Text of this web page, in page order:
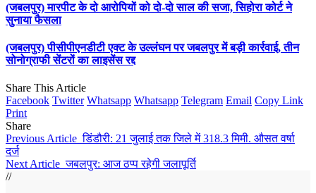
(जबलपुर) मारपीट के दो आरोपियों को दो-दो साल की सजा, सिहोरा कोर्ट ने
सुनाया फैसला
(जबलपुर) पीसीपीएनडीटी एक्ट के उल्लंघन पर जबलपुर में बड़ी कार्रवाई, तीन
सोनोग्राफी सेंटरों का लाइसेंस रद्द
Share This Article
Facebook Twitter Whatsapp Whatsapp Telegram Email Copy Link
Print
Share
Previous Article डिंडौरी: 21 जुलाई तक जिले में 318.3 मिमी. औसत वर्षा
दर्ज
Next Article जबलपुर: आज ठप्प रहेगी जलापूर्ति
//